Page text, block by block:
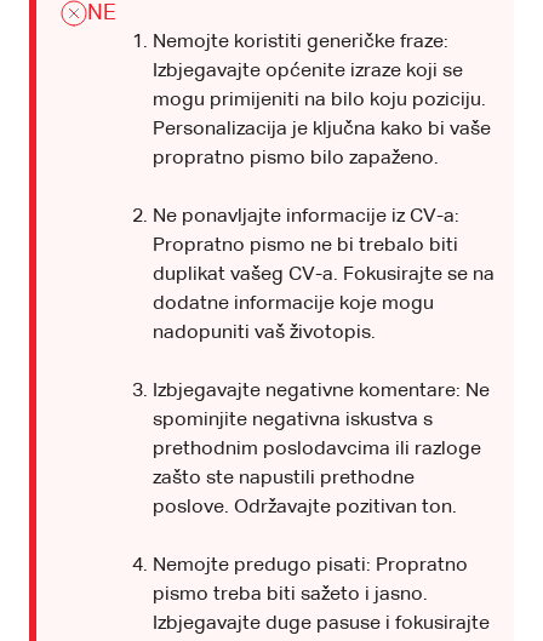
NE
Nemojte koristiti generičke fraze:
Izbjegavajte općenite izraze koji se
mogu primijeniti na bilo koju poziciju.
Personalizacija je ključna kako bi vaše
propratno pismo bilo zapaženo.
Ne ponavljajte informacije iz CV-a:
Propratno pismo ne bi trebalo biti
duplikat vašeg CV-a. Fokusirajte se na
dodatne informacije koje mogu
nadopuniti vaš životopis.
Izbjegavajte negativne komentare: Ne
spominjite negativna iskustva s
prethodnim poslodavcima ili razloge
zašto ste napustili prethodne
poslove. Održavajte pozitivan ton.
Nemojte predugo pisati: Propratno
pismo treba biti sažeto i jasno.
Izbjegavajte duge pasuse i fokusirajte